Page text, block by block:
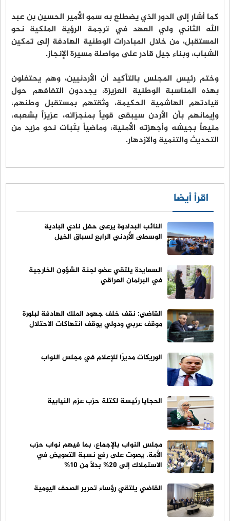
كما أشار إلى الدور الذي يضطلع به سمو الأمير الحسين بن عبد
الله الثاني ولي العهد في ترجمة الرؤية الملكية نحو
المستقبل، من خلال المبادرات الوطنية الهادفة إلى تمكين
الشباب، وبناء جيل قادر على مواصلة مسيرة الإنجاز.
وختم رئيس المجلس بالتأكيد أن الأردنيين، وهم يحتفلون
بهذه المناسبة الوطنية العزيزة، يجددون التفافهم حول
قيادتهم الهاشمية الحكيمة، وثقتهم بمستقبل وطنهم،
وإيمانهم بأن الأردن سيبقى قوياً بمنجزاته، عزيزاً بشعبه،
منيعاً بجيشه وأجهزته الأمنية، وماضياً بثبات نحو مزيد من
التحديث والتنمية والازدهار.
اقرأ أيضا
النائب البدادوة يرعى حفل نادي البادية
الوسطى الأردني الرابع لسباق الخيل
السعايدة يلتقي عضو لجنة الشؤون الخارجية
في البرلمان العراقي
القاضي: نقف خلف جهود الملك الهادفة لبلورة
موقف عربي ودولي يوقف انتهاكات الاحتلال
الوريكات مديرًا للإعلام في مجلس النواب
الحجايا رئيسة لكتلة حزب عزم النيابية
مجلس النواب بالإجماع، بما فيهم نواب حزب
الأمة، يصوت على رفع نسبة التعويض في
الاستملاك إلى 20% بدلاً من 10%
القاضي يلتقي رؤساء تحرير الصحف اليومية